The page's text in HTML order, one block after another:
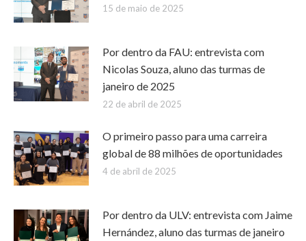
15 de maio de 2025
Por dentro da FAU: entrevista com
Nicolas Souza, aluno das turmas de
janeiro de 2025
22 de abril de 2025
O primeiro passo para uma carreira
global de 88 milhões de oportunidades
4 de abril de 2025
Por dentro da ULV: entrevista com Jaime
Hernández, aluno das turmas de janeiro